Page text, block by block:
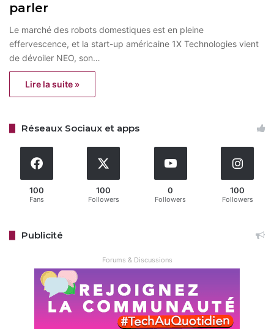
parler
Le marché des robots domestiques est en pleine
effervescence, et la start-up américaine 1X Technologies vient
de dévoiler NEO, son…
Lire la suite »
Réseaux Sociaux et apps
100
Fans
100
Followers
0
Followers
100
Followers
Publicité
Forums & Discussions